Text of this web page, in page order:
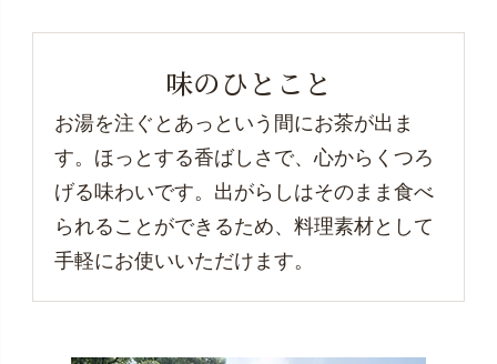
味のひとこと
お湯を注ぐとあっという間にお茶が出ま
す。ほっとする香ばしさで、心からくつろ
げる味わいです。出がらしはそのまま食べ
られることができるため、料理素材として
手軽にお使いいただけます。